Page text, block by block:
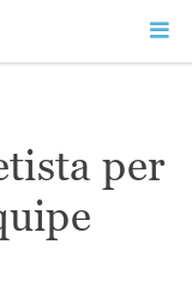
per